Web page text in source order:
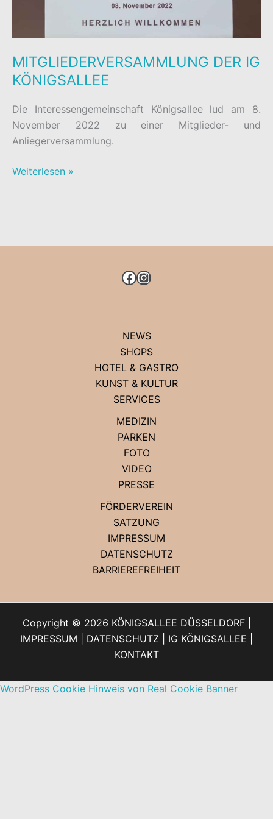
MITGLIEDERVERSAMMLUNG DER IG
KÖNIGSALLEE
Die Interessengemeinschaft Königsallee lud am 8.
November 2022 zu einer Mitglieder- und
Anliegerversammlung.
MITGLIEDERVERSAMMLUNG
Weiterlesen »
FACEBOOK
INSTAGRAM
NEWS
SHOPS
HOTEL & GASTRO
KUNST & KULTUR
SERVICES
MEDIZIN
PARKEN
FOTO
VIDEO
PRESSE
FÖRDERVEREIN
SATZUNG
IMPRESSUM
DATENSCHUTZ
BARRIEREFREIHEIT
Copyright © 2026 KÖNIGSALLEE DÜSSELDORF |
IMPRESSUM
DATENSCHUTZ IG KÖNIGSALLEE
KONTAKT
WordPress Cookie Hinweis von Real Cookie Banner